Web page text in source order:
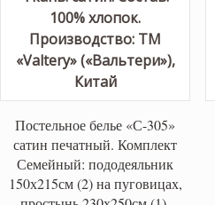
Постельное белье «С-305»
сатин печатный. Комплект
Семейный: пододеяльник
150х215см (2) на пуговицах,